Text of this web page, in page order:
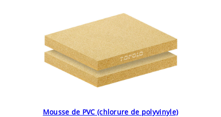
Mousse de PVC (chlorure de polyvinyle)